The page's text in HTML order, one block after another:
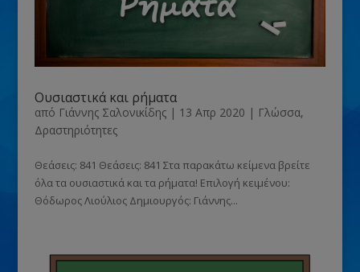
Ουσιαστικά και ρήματα
από Γιάννης Σαλονικίδης| 13 Απρ 2020 | Γλώσσα,
Δραστηριότητες
Θεάσεις: 841 Θεάσεις: 841 Στα παρακάτω κείμενα βρείτε
όλα τα ουσιαστικά και τα ρήματα! Επιλογή κειμένου:
Θόδωρος Λιούλιος Δημιουργός: Γιάννης...